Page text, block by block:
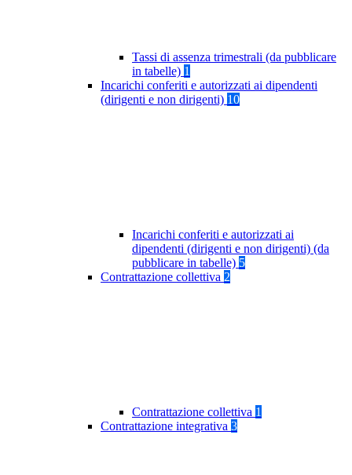
Tassi di assenza trimestrali (da pubblicare
in tabelle) 1
Incarichi conferiti e autorizzati ai dipendenti
(dirigenti e non dirigenti) 10
Incarichi conferiti e autorizzati ai
dipendenti (dirigenti e non dirigenti) (da
pubblicare in tabelle) 5
Contrattazione collettiva 2
Contrattazione collettiva 1
Contrattazione integrativa 3